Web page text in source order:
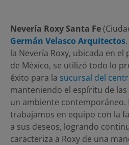
Nevería Roxy Santa Fe
Germán Velasco Arquitectos
la Nevería Roxy, ubicada en el
de México, se utilizó todo lo
éxito para la sucursal del
manteniendo el espíritu de
un ambiente contemporáneo.
trabajamos en equipo con la
a sus deseos, logrando
caracteriza a Roxy de una